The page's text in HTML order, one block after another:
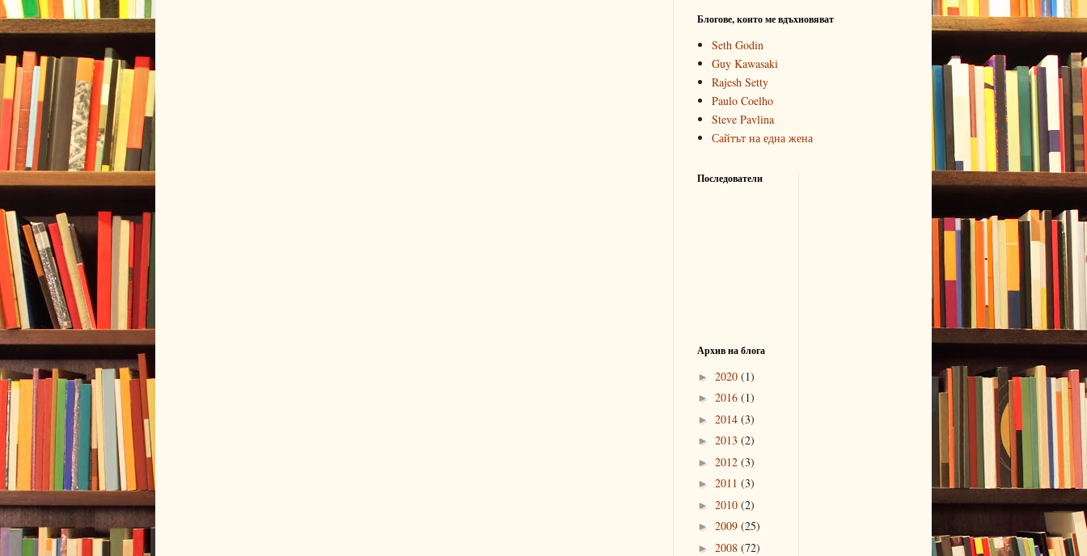
Блогове, които ме вдъхновяват
Seth Godin
Guy Kawasaki
Rajesh Setty
Paulo Coelho
Steve Pavlina
Сайтът на една жена
Последователи
Архив на блога
► 2020 (1)
► 2016 (1)
► 2014 (3)
► 2013 (2)
► 2012 (3)
► 2011 (3)
► 2010 (2)
► 2009 (25)
► 2008 (72)